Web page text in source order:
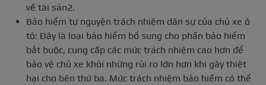
về tài sản2.
Bảo hiểm tự nguyện trách nhiệm dân sự của chủ xe ô
tô: Đây là loại bảo hiểm bổ sung cho phần bảo hiểm
bắt buộc, cung cấp các mức trách nhiệm cao hơn để
bảo vệ chủ xe khỏi những rủi ro lớn hơn khi gây thiệt
hại cho bên thứ ba. Mức trách nhiệm bảo hiểm có thể